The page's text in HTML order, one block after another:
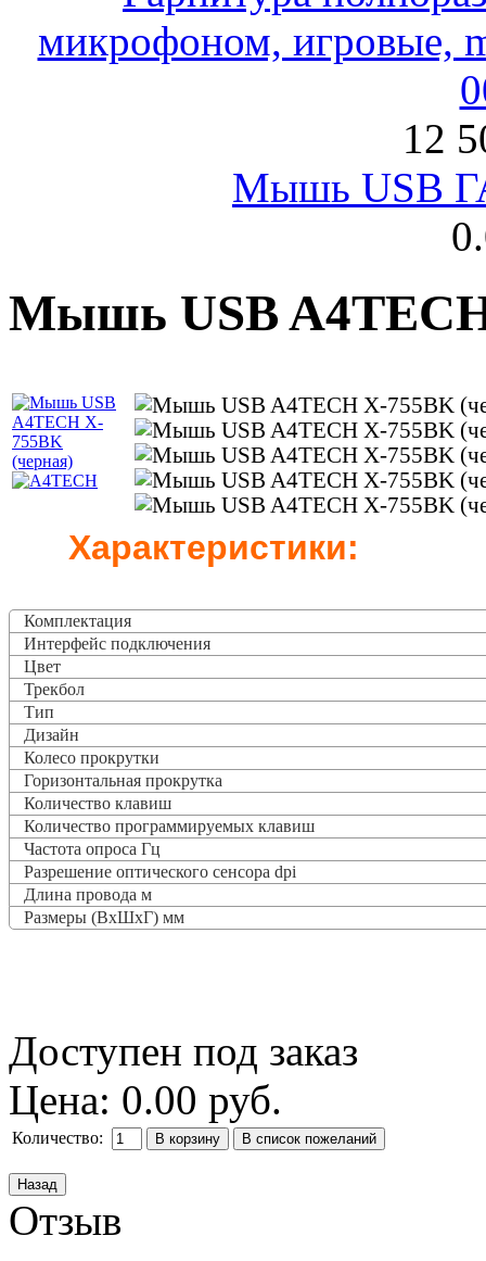
микрофоном, игровые,
12
Мышь USB
Мышь USB
Характеристики:
Комплектация
Интерфейс подключения
Цвет
Трекбол
Тип
Дизайн
Колесо прокрутки
Горизонтальная прокрутка
Количество клавиш
Количество программируемых клавиш
Частота опроса Гц
Разрешение оптического сенсора dpi
Длина провода м
Размеры (ВxШxГ) мм
Доступен под заказ
Цена: 0.00 руб.
Количество:
Отзыв